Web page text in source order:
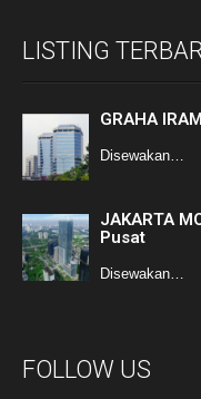
LISTING
GRAHA
Disewakan…
JAKARTA
Pusat
Disewakan…
FOLLOW US